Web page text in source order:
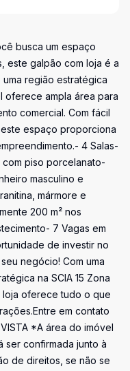
busca um espaço
este galpão com loja é a
uma região estratégica
oferece ampla área para
comercial. Com fácil
espaço proporciona
4 Salas-
com piso porcelanato-
masculino e
mármore e
200 m² nos
7 Vagas em
de investir no
negócio! Com uma
na SCIA 15 Zona
loja oferece tudo o que
em contato
*A área do imóvel
ser confirmada junto à
de direitos, se não se